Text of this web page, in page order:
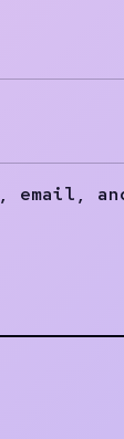
email,